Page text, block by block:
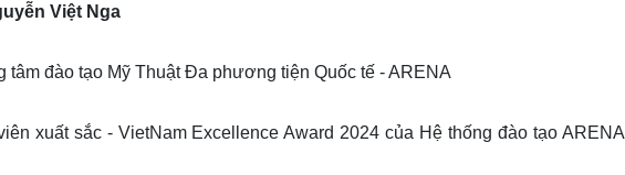
Việt Nga
tâm đào tạo Mỹ Thuật Đa phương tiện Quốc tế - ARENA
xuất sắc - VietNam Excellence Award 2024 của Hệ thống đào tạo ARENA